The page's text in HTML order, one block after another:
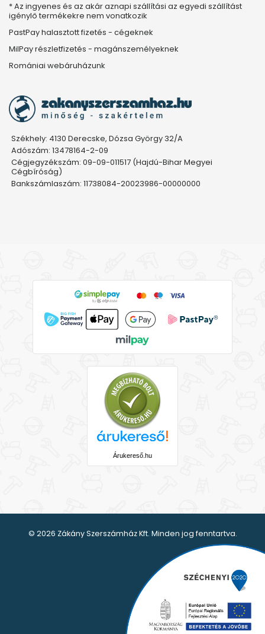
* Az ingyenes és az akár aznapi szállítási az egyedi szállítást
igénylő termékekre nem vonatkozik
PastPay halasztott fizetés - cégeknek
MilPay részletfizetés - magánszemélyeknek
Romániai webáruházunk
Székhely: 4130 Derecske, Dózsa György 32/A
Adószám: 13478164-2-09
Cégjegyzékszám: 09-09-011517 (Hajdú-Bihar Megyei
Cégbíróság)
Bankszámlaszám: 11738084-20023986-00000000
Árukereső.hu
© 2026 Zákány Szerszámház Kft. Minden jog fenntartva.